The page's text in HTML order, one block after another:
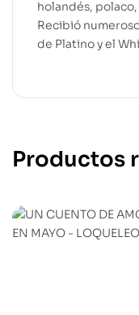
holandés,
Recibió
de Platino y el
Productos